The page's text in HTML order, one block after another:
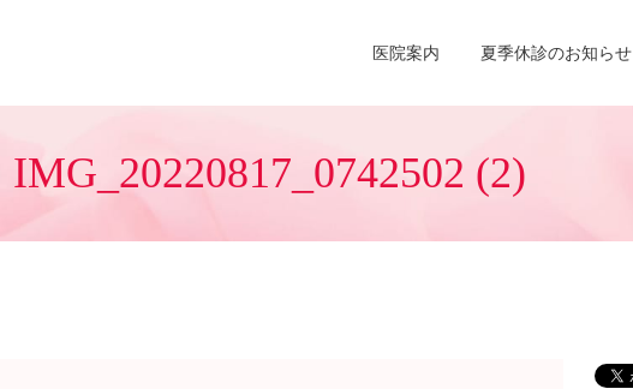
医院案内 夏季休診のお知らせ
IMG_20220817_0742502 (2)